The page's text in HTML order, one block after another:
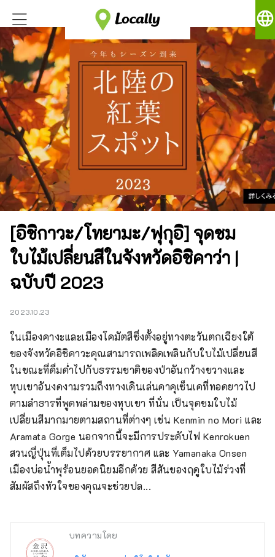
language
[อิชิกาวะ/โทยามะ/ฟุกุอิ] จุดชม
ใบไม้เปลี่ยนสีในจังหวัดอิชิคาว่า |
ฉบับปี 2023
2023.10.23
ในเมืองคางะและเมืองโคมัตสึซึ่งตั้งอยู่ทางตะวันตกเฉียงใต้
ของจังหวัดอิชิคาวะคุณสามารถเพลิดเพลินกับใบไม้เปลี่ยนสี
ในขณะที่ดื่มด่ำไปกับธรรมชาติของป่าอันกว้างขวางและ
หุบเขาอันงดงามรวมถึงทางเดินเล่นคาคุเซ็นเคที่ทอดยาวไป
ตามลำธารที่พูดพล่ามของหุบเขา ที่นั่น เป็นจุดชมใบไม้
เปลี่ยนสีมากมายตามสถานที่ต่างๆ เช่น Kenmin no Mori และ
Aramata Gorge นอกจากนี้จะมีการประดับไฟ Kenrokuen
สวนญี่ปุ่นที่เต็มไปด้วยบรรยากาศ และ Yamanaka Onsen
เมืองบ่อน้ำพุร้อนยอดนิยมอีกด้วย สีสันของฤดูใบไม้ร่วงที่
สัมผัสถึงหัวใจของคุณจะช่วยปล...
บทความโดย